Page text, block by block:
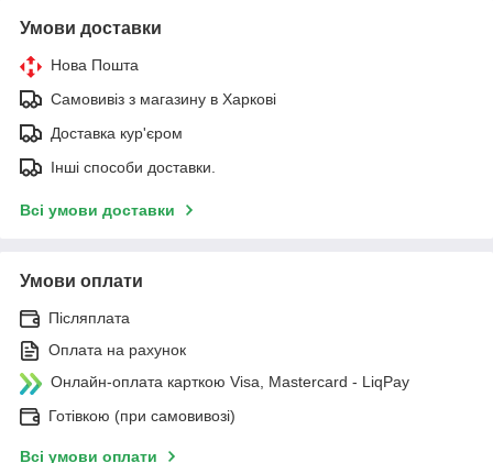
Умови доставки
Нова Пошта
Самовивіз з магазину в Харкові
Доставка кур'єром
Інші способи доставки.
Всі умови доставки
Умови оплати
Післяплата
Оплата на рахунок
Онлайн-оплата карткою Visa, Mastercard - LiqPay
Готівкою (при самовивозі)
Всі умови оплати